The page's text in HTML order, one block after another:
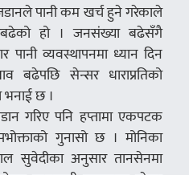
पानी कम खर्च हुने गरेकाले
बढेको हो । जनसंख्या बढेसँगै
व्यवस्थापनमा ध्यान दिन
बढेपछि सेन्सर धाराप्रतिको
छ ।
गरिए पनि हप्तामा एकपटक
गुनासो छ । मोनिका
सुवेदीका अनुसार तानसेनमा